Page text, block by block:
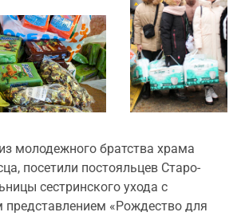
молодежного братства храма
посетили постояльцев Старо-
сестринского ухода с
представлением «Рождество для